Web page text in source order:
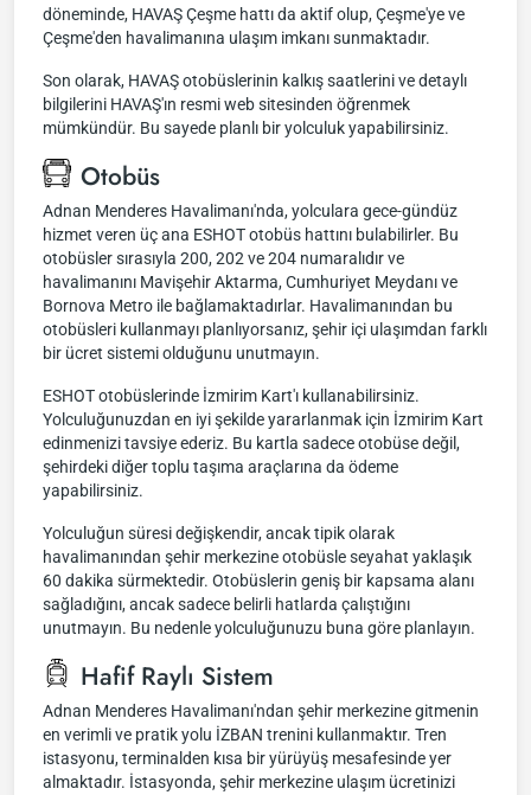
döneminde, HAVAŞ Çeşme hattı da aktif olup, Çeşme'ye ve
Çeşme'den havalimanına ulaşım imkanı sunmaktadır.
Son olarak, HAVAŞ otobüslerinin kalkış saatlerini ve detaylı
bilgilerini HAVAŞ'ın resmi web sitesinden öğrenmek
mümkündür. Bu sayede planlı bir yolculuk yapabilirsiniz.
Otobüs
Adnan Menderes Havalimanı'nda, yolculara gece-gündüz
hizmet veren üç ana ESHOT otobüs hattını bulabilirler. Bu
otobüsler sırasıyla 200, 202 ve 204 numaralıdır ve
havalimanını Mavişehir Aktarma, Cumhuriyet Meydanı ve
Bornova Metro ile bağlamaktadırlar. Havalimanından bu
otobüsleri kullanmayı planlıyorsanız, şehir içi ulaşımdan farklı
bir ücret sistemi olduğunu unutmayın.
ESHOT otobüslerinde İzmirim Kart'ı kullanabilirsiniz.
Yolculuğunuzdan en iyi şekilde yararlanmak için İzmirim Kart
edinmenizi tavsiye ederiz. Bu kartla sadece otobüse değil,
şehirdeki diğer toplu taşıma araçlarına da ödeme
yapabilirsiniz.
Yolculuğun süresi değişkendir, ancak tipik olarak
havalimanından şehir merkezine otobüsle seyahat yaklaşık
60 dakika sürmektedir. Otobüslerin geniş bir kapsama alanı
sağladığını, ancak sadece belirli hatlarda çalıştığını
unutmayın. Bu nedenle yolculuğunuzu buna göre planlayın.
Hafif Raylı Sistem
Adnan Menderes Havalimanı'ndan şehir merkezine gitmenin
en verimli ve pratik yolu İZBAN trenini kullanmaktır. Tren
istasyonu, terminalden kısa bir yürüyüş mesafesinde yer
almaktadır. İstasyonda, şehir merkezine ulaşım ücretinizi